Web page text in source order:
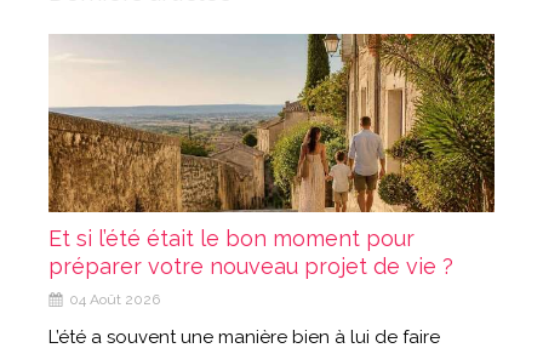
Et si l’été était le bon moment pour
préparer votre nouveau projet de vie ?
04 Août 2026
L’été a souvent une manière bien à lui de faire